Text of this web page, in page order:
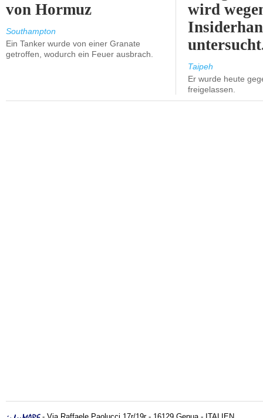
von Hormuz
Southampton
Ein Tanker wurde von einer Granate
getroffen, wodurch ein Feuer ausbrach.
wird
Taipeh
Er wurde heute
freigelassen.